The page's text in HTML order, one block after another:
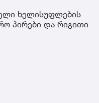
ხელისუფლების
პირები და რიგითი